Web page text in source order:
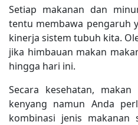
Setiap makanan dan
tentu membawa pengaruh
kinerja sistem tubuh kita.
jika himbauan makan
hingga hari ini.
Secara kesehatan,
kenyang namun Anda
kombinasi jenis makanan